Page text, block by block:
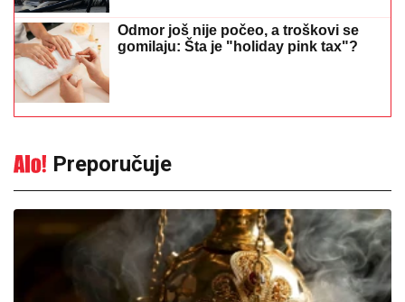
Odmor još nije počeo, a troškovi se
gomilaju: Šta je "holiday pink tax"?
Preporučuje